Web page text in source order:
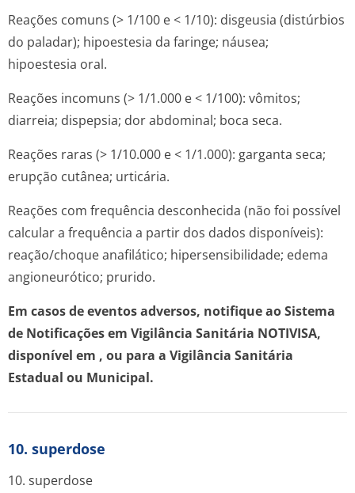
Reações comuns (> 1/100 e < 1/10): disgeusia (distúrbios
do paladar); hipoestesia da faringe; náusea;
hipoestesia oral.
Reações incomuns (> 1/1.000 e < 1/100): vômitos;
diarreia; dispepsia; dor abdominal; boca seca.
Reações raras (> 1/10.000 e < 1/1.000): garganta seca;
erupção cutânea; urticária.
Reações com frequência desconhecida (não foi possível
calcular a frequência a partir dos dados disponíveis):
reação/choque anafilático; hipersensibilidade; edema
angioneurótico; prurido.
Em casos de eventos adversos, notifique ao Sistema
de Notificações em Vigilância Sanitária NOTIVISA,
disponível em , ou para a Vigilância Sanitária
Estadual ou Municipal.
10. superdose
10. superdose